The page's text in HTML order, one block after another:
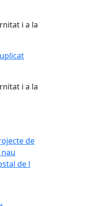
i a la
i a la
de
de l